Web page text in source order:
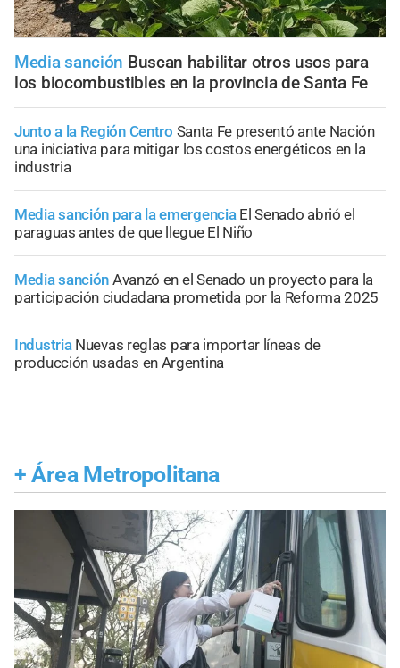
Media sanción Buscan habilitar otros usos para
los biocombustibles en la provincia de Santa Fe
Junto a la Región Centro Santa Fe presentó ante Nación
una iniciativa para mitigar los costos energéticos en la
industria
Media sanción para la emergencia El Senado abrió el
paraguas antes de que llegue El Niño
Media sanción Avanzó en el Senado un proyecto para la
participación ciudadana prometida por la Reforma 2025
Industria Nuevas reglas para importar líneas de
producción usadas en Argentina
+ Área Metropolitana